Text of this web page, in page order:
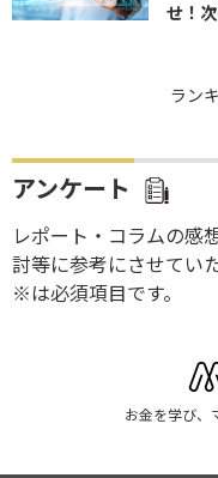
せ！
ラン
アンケート
レポート・コラムの感
討等に参考にさせてい
※は必須項目です。
お金を学び、